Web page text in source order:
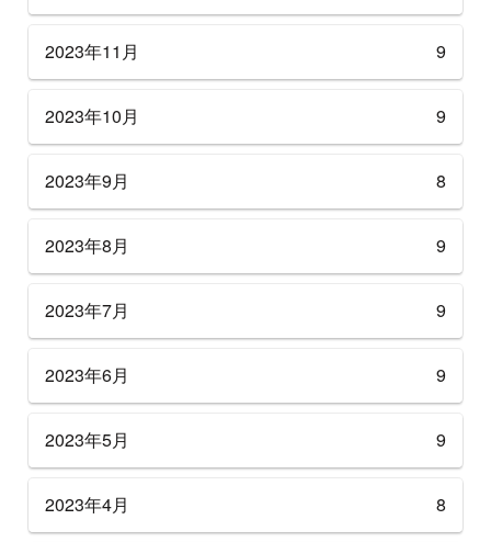
2023年11月 9
2023年10月 9
2023年9月 8
2023年8月 9
2023年7月 9
2023年6月 9
2023年5月 9
2023年4月 8